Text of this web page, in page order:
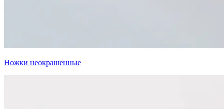
Ножки неокрашенные